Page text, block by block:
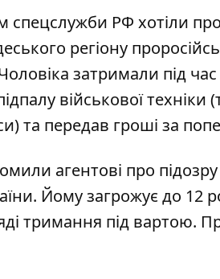
РФ хотіли
регіону
затримали під
військової техніки
та передав гроші за
агентові про
Йому загрожує до 12
тримання під вартою.